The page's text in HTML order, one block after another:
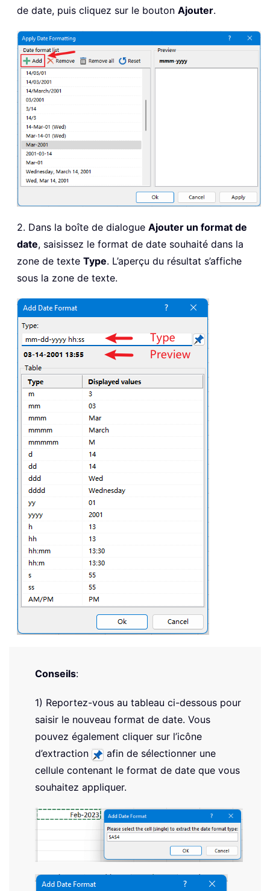
de date, puis cliquez sur le bouton Ajouter.
2. Dans la boîte de dialogue Ajouter un format de
date, saisissez le format de date souhaité dans la
zone de texte Type. L’aperçu du résultat s’affiche
sous la zone de texte.
Conseils:
1) Reportez-vous au tableau ci-dessous pour
saisir le nouveau format de date. Vous
pouvez également cliquer sur l’icône
d’extraction
afin de sélectionner une
cellule contenant le format de date que vous
souhaitez appliquer.